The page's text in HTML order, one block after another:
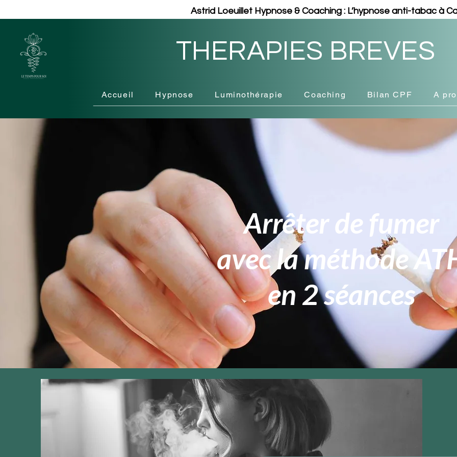
Astrid Loeuillet Hypnose & Coaching : L’hypnose anti-tabac à
THERAPIES BREVES
Accueil Hypnose Luminothérapie Coaching Bilan CPF A
Arrêter de fumer
avec la méthode
en 2 séances